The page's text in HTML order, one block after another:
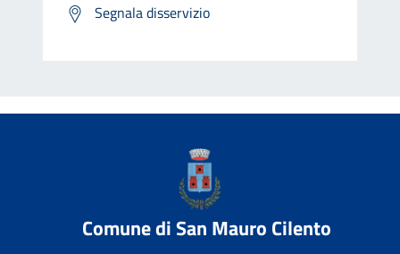
Segnala disservizio
Comune di San Mauro Cilento